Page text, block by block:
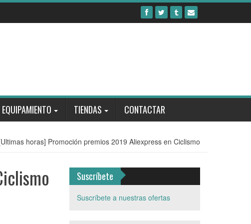
EQUIPAMIENTO TIENDAS CONTACTAR
horas] Promoción premios 2019 Aliexpress en Ciclismo
Suscríbete
Suscríbete a nuestras ofertas